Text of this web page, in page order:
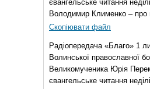
євангельське читання
Володимир Клименко – про
Скопіювати файл
Радіопередача «Благо» 1
Волинської православної
Великомученика Юрія
євангельське читання